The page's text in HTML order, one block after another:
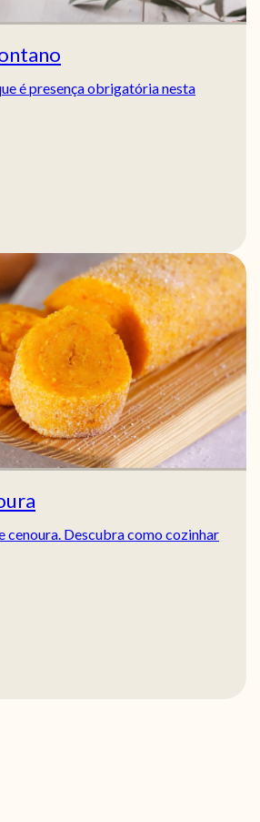
é presença obrigatória nesta
cenoura. Descubra como cozinhar